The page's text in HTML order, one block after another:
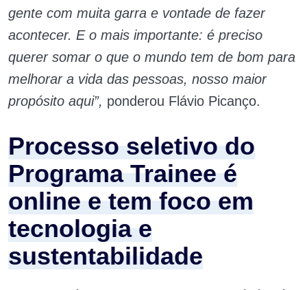
gente com muita garra e vontade de fazer
acontecer. E o mais importante: é preciso
querer somar o que o mundo tem de bom para
melhorar a vida das pessoas, nosso maior
propósito aqui”, ponderou Flávio Picanço.
Processo seletivo do
Programa Trainee é
online e tem foco em
tecnologia e
sustentabilidade